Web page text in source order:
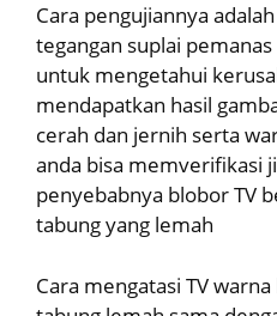
Cara pengujiannya
tegangan suplai pemanas
untuk mengetahui
mendapatkan hasil
cerah dan jernih serta
anda bisa memverifikasi
penyebabnya blobor TV
tabung yang lemah
Cara mengatasi TV